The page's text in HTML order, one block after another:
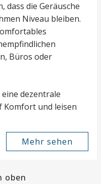
dass die Geräusche
Niveau bleiben.
Büros oder
dezentrale
Komfort und leisen
Mehr sehen
oben